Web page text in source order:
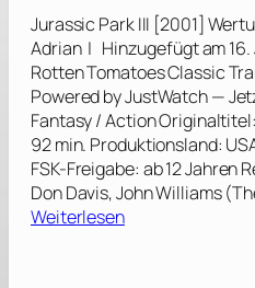
e
j
a
g
d
[
1
9
9
7
Jurassic Park III [2001]
Adrian | Hinzugefügt am 16.
Rotten Tomatoes Classic
Powered by JustWatch —
Fantasy / Action
92 min. Produktionsland:
FSK-Freigabe: ab 12 Jahren
Don Davis, John Williams
Weiterlesen: